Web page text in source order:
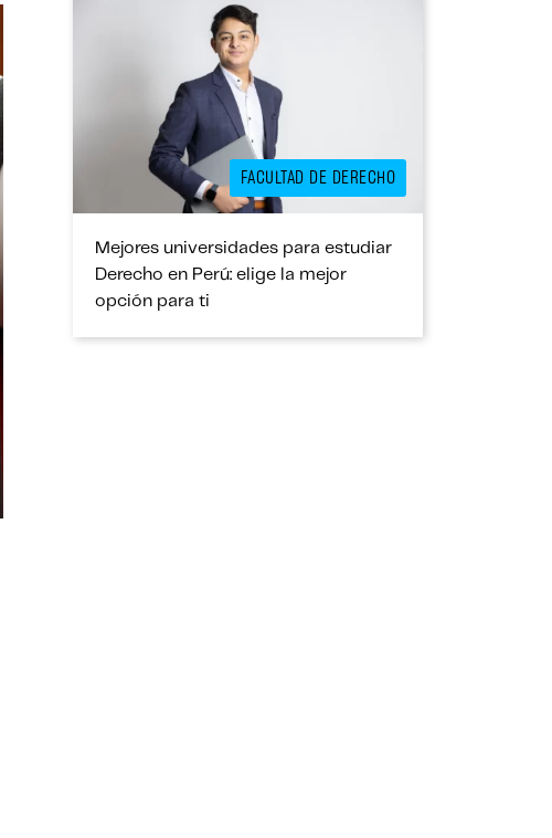
FACULTAD DE DERECHO
Mejores universidades para estudiar
Derecho en Perú: elige la mejor
opción para ti